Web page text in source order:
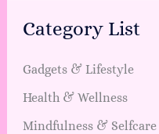
Category List
Gadgets & Lifestyle
Health & Wellness
Mindfulness & Selfcare